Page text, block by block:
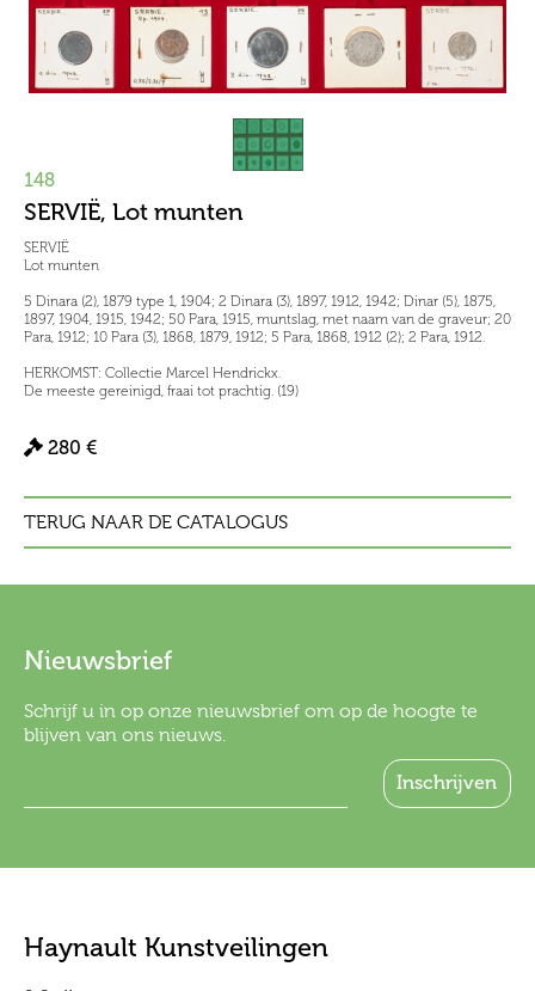
148
SERVIË, Lot munten
SERVIË
Lot munten
5 Dinara (2), 1879 type 1, 1904; 2 Dinara (3), 1897, 1912, 1942; Dinar (5), 1875,
1897, 1904, 1915, 1942; 50 Para, 1915, muntslag, met naam van de graveur; 20
Para, 1912; 10 Para (3), 1868, 1879, 1912; 5 Para, 1868, 1912 (2); 2 Para, 1912.
HERKOMST: Collectie Marcel Hendrickx.
De meeste gereinigd, fraai tot prachtig. (19)
280 €
TERUG NAAR DE CATALOGUS
Nieuwsbrief
Schrijf u in op onze nieuwsbrief om op de hoogte te
blijven van ons nieuws.
Haynault Kunstveilingen